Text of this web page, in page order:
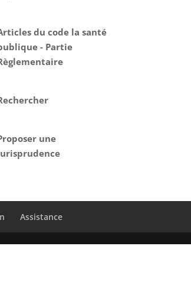
du code la santé
- Partie
une
Assistance